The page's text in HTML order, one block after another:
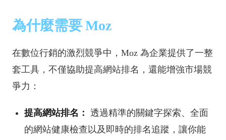
為什麼需要 Moz
在數位行銷的激烈競爭中，Moz 為企業提供了一整
套工具，不僅協助提高網站排名，還能增強市場競
爭力：
提高網站排名： 透過精準的關鍵字探索、全面
的網站健康檢查以及即時的排名追蹤，讓你能